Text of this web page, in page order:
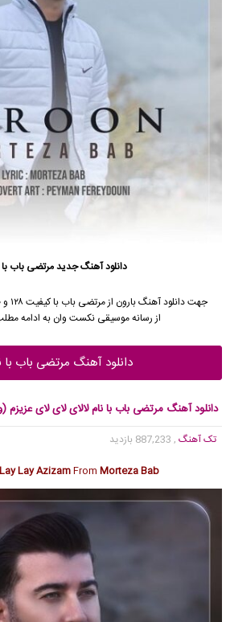
دانلود آهنگ جدیدمرتضی باب
جهت دانلود آهنگ بارون ازمرتضی باب
از رسانه موسیقی نکست وان به ادامه
دانلود آهنگ مرتضی باب با
دانلود آهنگ مرتضی باب با نام لالای لای لای
تک آهنگ , 887,233 بازدید
Lay AzizamFrom Morteza Bab